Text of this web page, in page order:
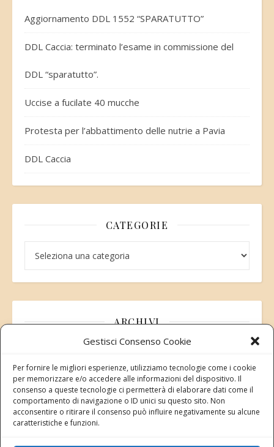
Gestisci Consenso Cookie
Per fornire le migliori esperienze, utilizziamo tecnologie come i cookie
per memorizzare e/o accedere alle informazioni del dispositivo. Il
consenso a queste tecnologie ci permetterà di elaborare dati come il
comportamento di navigazione o ID unici su questo sito. Non
acconsentire o ritirare il consenso può influire negativamente su alcune
caratteristiche e funzioni.
Aggiornamento DDL 1552 “SPARATUTTO”
DDL Caccia: terminato l’esame in commissione del
DDL “sparatutto”.
Uccise a fucilate 40 mucche
Protesta per l’abbattimento delle nutrie a Pavia
DDL Caccia
CATEGORIE
ARCHIVI
Modifica consenso